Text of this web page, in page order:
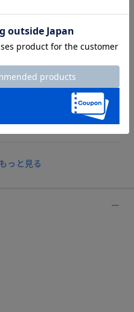
普通
タイはちょっと難しいかも。
思いますが。
ケットに合わせて春や秋に
っと見る